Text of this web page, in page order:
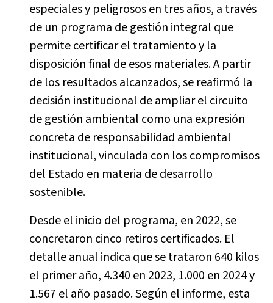
especiales y peligrosos en tres años, a través
de un programa de gestión integral que
permite certificar el tratamiento y la
disposición final de esos materiales. A partir
de los resultados alcanzados, se reafirmó la
decisión institucional de ampliar el circuito
de gestión ambiental como una expresión
concreta de responsabilidad ambiental
institucional, vinculada con los compromisos
del Estado en materia de desarrollo
sostenible.
Desde el inicio del programa, en 2022, se
concretaron cinco retiros certificados. El
detalle anual indica que se trataron 640 kilos
el primer año, 4.340 en 2023, 1.000 en 2024 y
1.567 el año pasado. Según el informe, esta